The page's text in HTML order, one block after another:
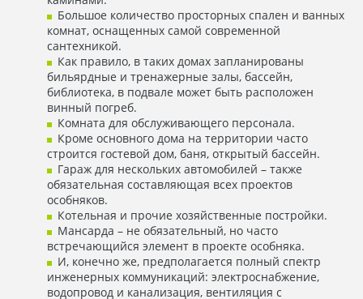
Большое количество просторных спален и ванных
комнат, оснащенных самой современной
сантехникой.
Как правило, в таких домах запланированы
бильярдные и тренажерные залы, бассейн,
библиотека, в подвале может быть расположен
винный погреб.
Комната для обслуживающего персонала.
Кроме основного дома на территории часто
строится гостевой дом, баня, открытый бассейн.
Гараж для нескольких автомобилей – также
обязательная составляющая всех проектов
особняков.
Котельная и прочие хозяйственные постройки.
Мансарда – не обязательный, но часто
встречающийся элемент в проекте особняка.
И, конечно же, предполагается полный спектр
инженерных коммуникаций: электроснабжение,
водопровод и канализация, вентиляция с